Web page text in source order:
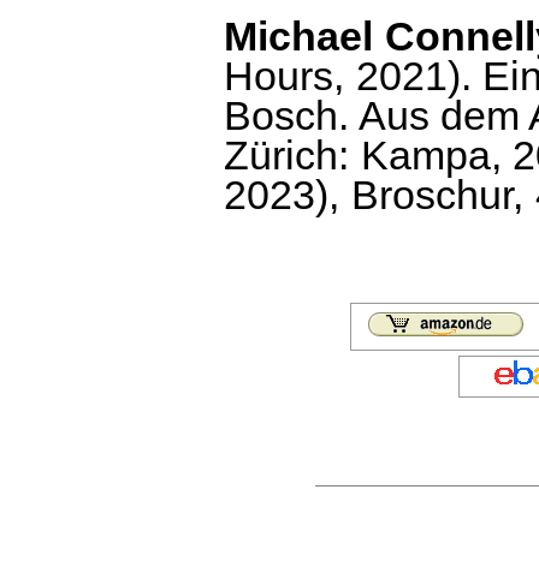
Michael
Hours, 2021).
Bosch. Aus dem
Zürich: Kampa,
2023),